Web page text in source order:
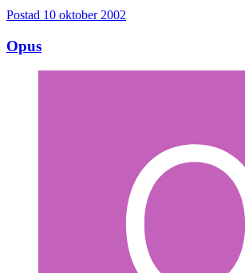
Postad 10 oktober 2002
Opus